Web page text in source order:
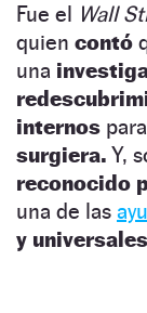
Fue el Wall
quien contó
una
internos
surgiera. Y,
reconocido
una de las
y